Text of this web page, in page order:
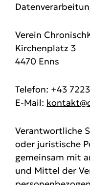
Verein
Kirchenplatz 3
4470 Enns
Telefon: +43
E-Mail:
Verantwortliche
oder juristische
gemeinsam mit
und Mittel der